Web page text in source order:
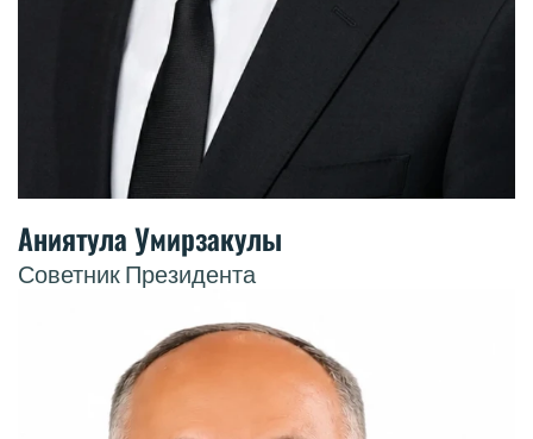
Аниятула Умирзакулы
Советник Президента